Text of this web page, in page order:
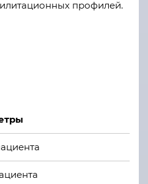
профилей.